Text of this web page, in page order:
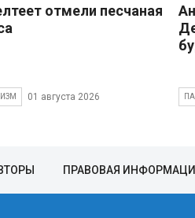
отмели песчаная
01 августа 2026
ПРАВОВАЯ